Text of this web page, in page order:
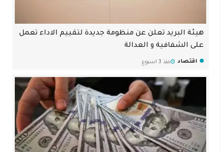
هيئة البريد تعلن عن منظومة جديدة لتقييم الاداء تعمل
على الشفافية و العدالة
اقتصاد منذ 3 اسبوع